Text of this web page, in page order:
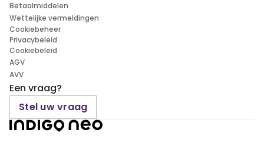
Betaalmiddelen
Wettelijke vermeldingen
Cookiebeheer
Privacybeleid
Cookiebeleid
AGV
AVV
Een vraag?
Stel uw vraag